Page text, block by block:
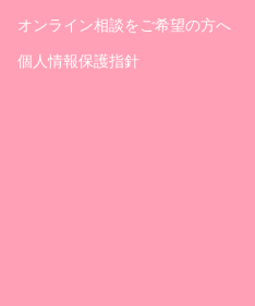
オンライン相談をご希望の方へ
個人情報保護指針